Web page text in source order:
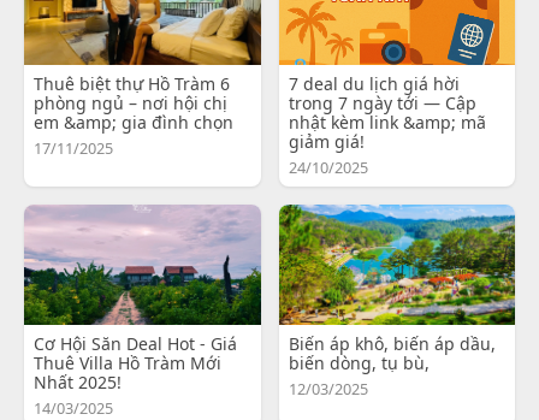
Thuê biệt thự Hồ Tràm 6
phòng ngủ – nơi hội chị
em &amp; gia đình chọn
17/11/2025
7 deal du lịch giá hời
trong 7 ngày tới — Cập
nhật kèm link &amp; mã
giảm giá!
24/10/2025
Cơ Hội Săn Deal Hot - Giá
Thuê Villa Hồ Tràm Mới
Nhất 2025!
14/03/2025
Biến áp khô, biến áp dầu,
biến dòng, tụ bù,
12/03/2025